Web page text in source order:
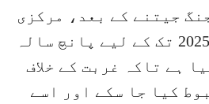
جیتنے کے بعد، مرکزی
حکومت نے 2021 سے 2025 تک کے لیے پانچ سالہ
ہے تاکہ غربت کے خلاف
کیا جا سکے اور اسے